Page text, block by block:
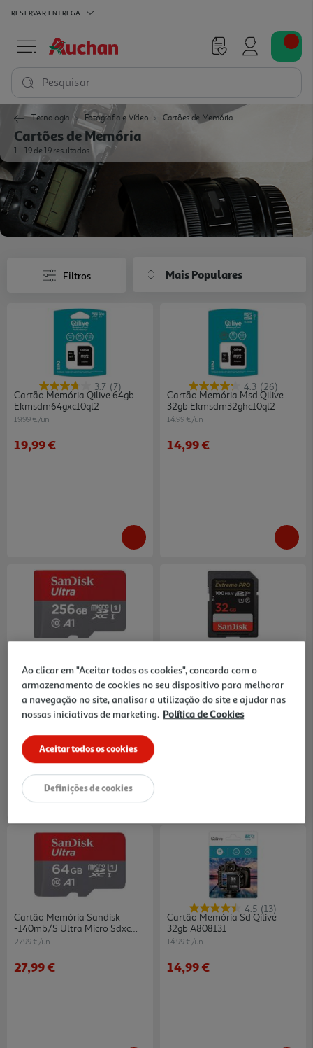
RESERVAR ENTREGA
Pesquisar
Tecnologia Fotografia e Vídeo Cartões de Memória
Cartões de Memória
1 - 19 de 19 resultados
Filtros Mais Populares
3.7 (7)
Cartão Memória Qilive 64gb
Ekmsdm64gxc10ql2
19.99 €/un
19,99 €
4.3 (26)
Cartão Memória Msd Qilive
32gb Ekmsdm32ghc10ql2
14.99 €/un
14,99 €
-150mb/s Ultra Micro Sdxc
74,99 €
-100mb/s Extreme Pro Sdhc
32gb
39.99 €/un
39,99 €
Cartão Memória Sandisk
-140mb/s Ultra Micro Sdxc
64gb
27.99 €/un
27,99 €
4.5 (13)
Cartão Memória Sd Qilive
32gb A808131
14.99 €/un
14,99 €
Ao clicar em "Aceitar todos os cookies", concorda com o
armazenamento de cookies no seu dispositivo para melhorar
a navegação no site, analisar a utilização do site e ajudar nas
nossas iniciativas de marketing. Política de Cookies
Aceitar todos os cookies
Definições de cookies